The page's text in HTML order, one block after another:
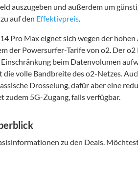
auszugeben und außerdem um
auf den Effektivpreis.
Pro Max eignet sich wegen der
der Powersurfer-Tarife von o2. Der
beim Datenvolumen
volle Bandbreite des o2-Netzes.
Drosselung, dafür aber eine
5G-Zugang, falls verfügbar.
zu den Deals.